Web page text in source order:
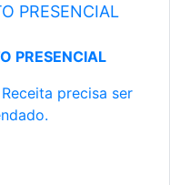
PRESENCIAL
PRESENCIAL
precisa ser